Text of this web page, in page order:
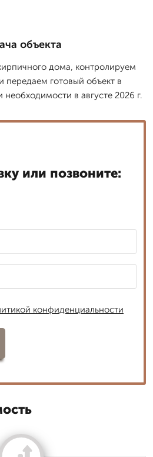
объекта
дома, контролируем
передаем готовый объект в
в августе 2026 г.
или позвоните:
конфиденциальности